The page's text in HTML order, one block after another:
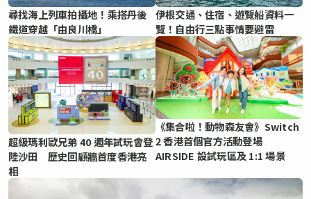
尋找海上列車拍攝地！乘搭丹後
鐵道穿越「由良川橋」
伊根交通、住宿、遊覽船資料一
覽！自由行三點事情要避雷
超級瑪利歐兄弟 40 週年試玩會登
陸沙田 歷史回顧牆首度香港亮
相
《集合啦！動物森友會》Switch
2 香港首個官方活動登場
AIRSIDE 設試玩區及 1:1 場景